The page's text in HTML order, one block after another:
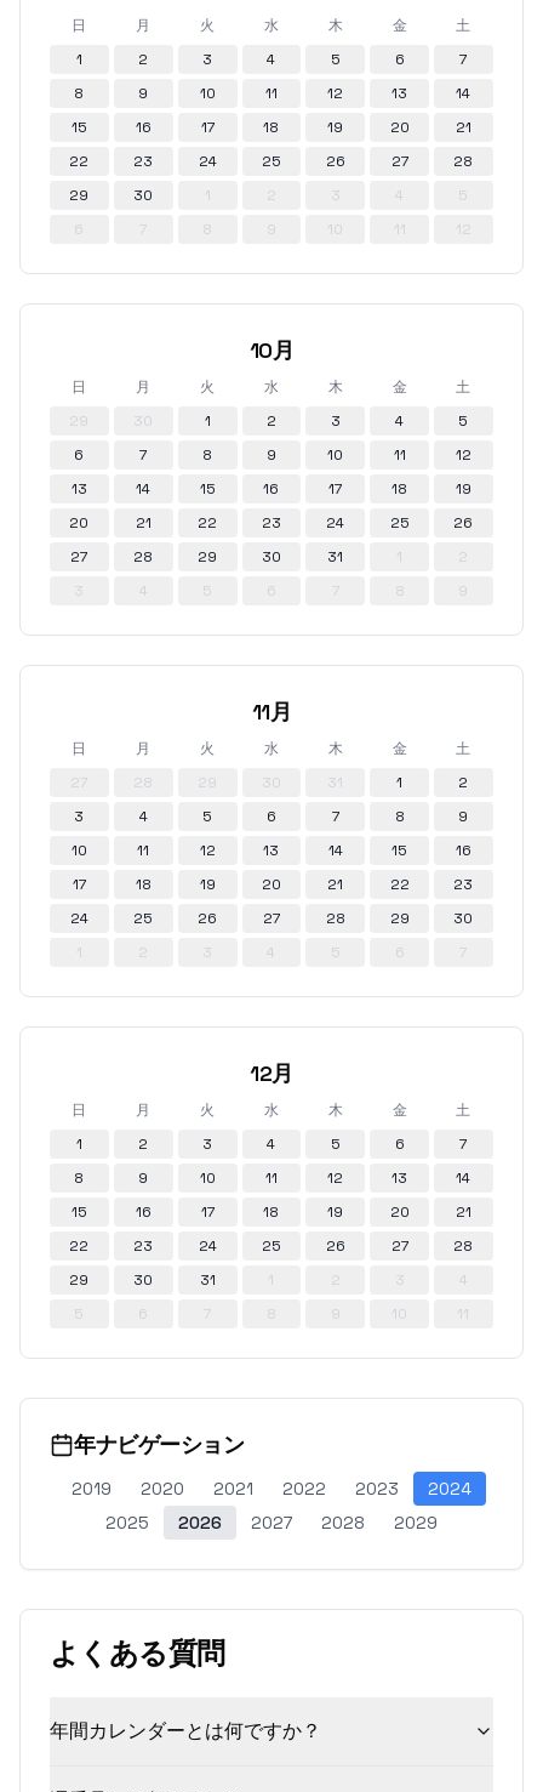
日 月 火 水 木 金
土
1
2 3 4 5 6
7
8
9 10 11 12 13
14
15
16 17 18 19 20
21
22
23 24 25 26 27
28
29
30 1 2 3 4
5
6
7 8 9 10 11 12
10月
日 月 火 水 木 金
土
29
30 1 2 3 4
5
6
7 8 9 10 11
12
13
14 15 16 17 18
19
20
21 22 23 24 25
26
27
28 29 30 31 1
2
3
4 5 6 7 8 9
11月
日 月 火 水 木 金
土
27
28 29 30 31 1
2
3
4 5 6 7 8
9
10
11 12 13 14 15
16
17
18 19 20 21 22
23
24
25 26 27 28 29
30
1
2 3 4 5 6 7
12月
日 月 火 水 木 金
土
1
2 3 4 5 6
7
8
9 10 11 12 13
14
15
16 17 18 19 20
21
22
23 24 25 26 27
28
29
30 31 1 2 3
4
5
6 7 8 9 10 11
年ナビゲーション
2019 2020 2021 2022 2023
2024
2025
2026 2027 2028 2029
よくある質問
年間カレンダーとは何ですか？